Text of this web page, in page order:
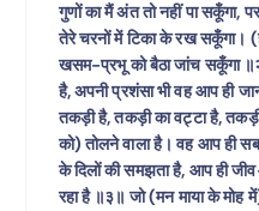
गुणों का मैं अंत तो नहीं पा सकूँगा,
तेरे चरनों में टिका के रख सकूँगा।
खसम-प्रभू को बैठा जांच सकूँगा
है, अपनी प्रशंसा भी वह आप ही
तकड़ी है, तकड़ी का वट्टा है,
को) तोलने वाला है। वह आप ही
के दिलों की समझता है, आप ही
रहा है ॥३॥ जो (मन माया के मोह